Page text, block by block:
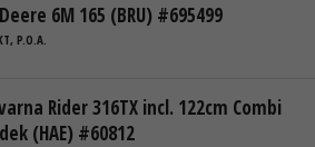
6M 165 (BRU) #695499
P.O.A.
Rider 316TX incl. 122cm Combi
(HAE) #60812